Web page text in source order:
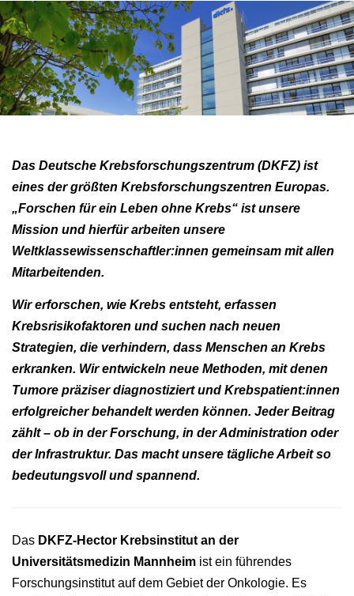
Das Deutsche Krebsforschungszentrum (DKFZ) ist
eines der größten Krebsforschungszentren Europas.
„Forschen für ein Leben ohne Krebs“ ist unsere
Mission und hierfür arbeiten unsere
Weltklassewissenschaftler:innen gemeinsam mit allen
Mitarbeitenden.
Wir erforschen, wie Krebs entsteht, erfassen
Krebsrisikofaktoren und suchen nach neuen
Strategien, die verhindern, dass Menschen an Krebs
erkranken. Wir entwickeln neue Methoden, mit denen
Tumore präziser diagnostiziert und Krebspatient:innen
erfolgreicher behandelt werden können. Jeder Beitrag
zählt – ob in der Forschung, in der Administration oder
der Infrastruktur. Das macht unsere tägliche Arbeit so
bedeutungsvoll und spannend.
Das DKFZ-Hector Krebsinstitut an der
Universitätsmedizin Mannheim ist ein führendes
Forschungsinstitut auf dem Gebiet der Onkologie. Es